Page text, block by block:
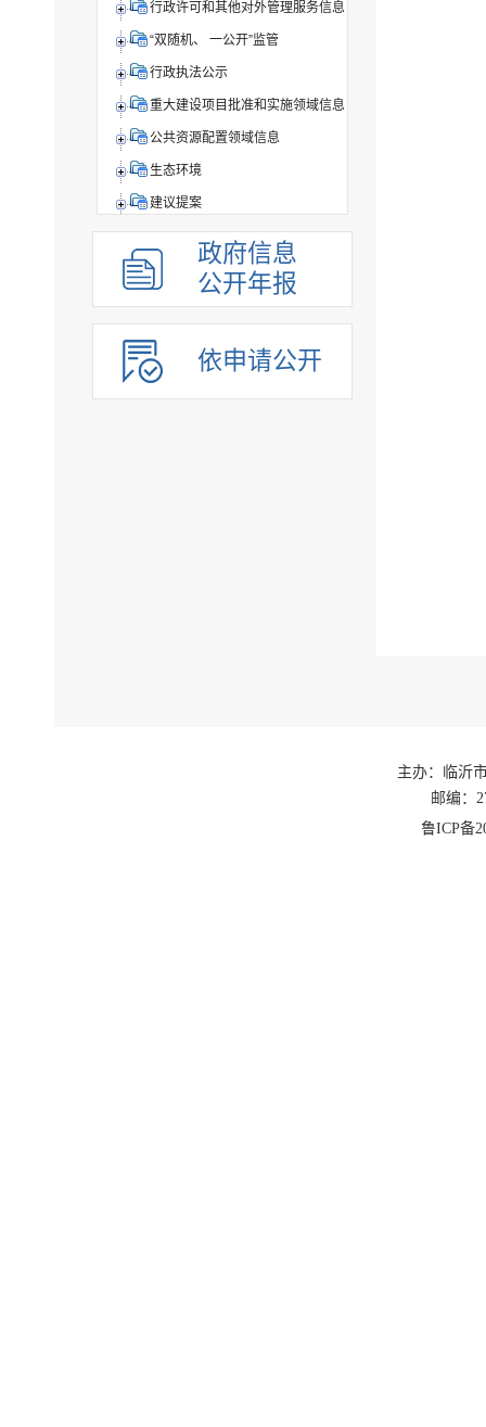
行政许可和其他对外管理服务信息
“双随机、 一公开”监管
行政执法公示
重大建设项目批准和实施领域信息
公共资源配置领域信息
生态环境
建议提案
组织管理
应急管理
重点领域
法制政府建设工作年报
政府信息
公开年报
依申请公开
主办：临沂
邮编：
鲁ICP备